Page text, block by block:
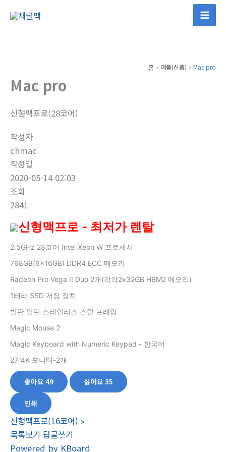
홈 애플(신품) Mac pro
Mac pro
신형맥프로(28코어)
작성자
chmac
작성일
2020-05-14 02:03
조회
2841
신형맥프로 - 최저가 렌탈
2.5GHz 28코어 Intel Xeon W 프로세서
768GB(6x16GB) DDR4 ECC 메모리
Radeon Pro Vega II Duo 2개(각각2x32GB HBM2 메모리)
1테라 SSD 저장 장치
발판 달린 스테인리스 스틸 프레임
Magic Mouse 2
Magic Keyboard with Numeric Keypad - 한국어
27"4K 모니터-2개
좋아요 49 싫어요 35
인쇄
신형맥프로(16코어) »
목록보기 답글쓰기
Powered by KBoard